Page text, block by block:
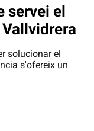
servei el
solucionar el
s'ofereix un